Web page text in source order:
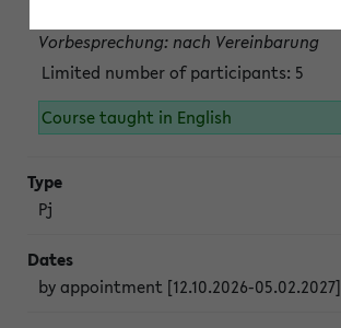
Vorbesprechung: nach Vereinbarung
Limited number of participants: 5
Course taught in English
Pj
by appointment [12.10.2026-05.02.2027]